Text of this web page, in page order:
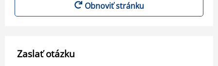
Obnoviť stránku
Zaslať otázku